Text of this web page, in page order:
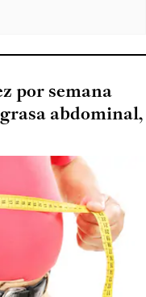
por semana
abdominal,